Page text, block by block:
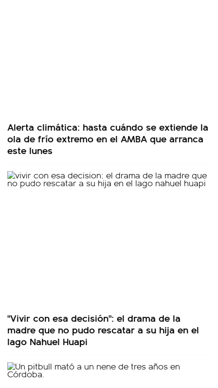
Alerta climática: hasta cuándo se extiende la
ola de frío extremo en el AMBA que arranca
este lunes
"Vivir con esa decisión": el drama de la
madre que no pudo rescatar a su hija en el
lago Nahuel Huapi